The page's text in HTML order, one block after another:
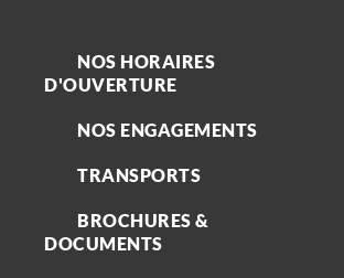
NOS HORAIRES
D'OUVERTURE
NOS ENGAGEMENTS
TRANSPORTS
BROCHURES &
DOCUMENTS